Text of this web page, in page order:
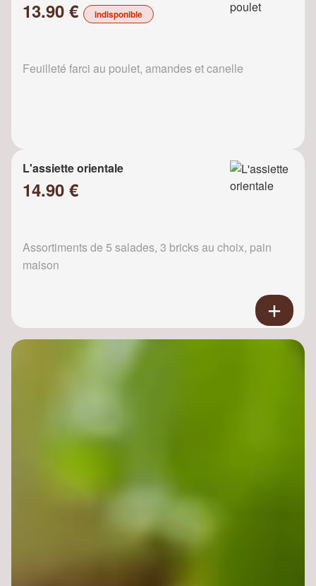
13.90 € indisponible
Feuilleté farci au poulet, amandes et canelle
L'assiette orientale
14.90 €
Assortiments de 5 salades, 3 bricks au choix, pain
maison